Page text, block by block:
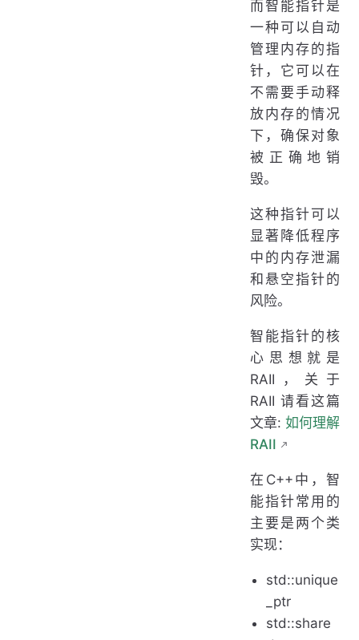
而智能指针是
一种可以自动
管理内存的指
针，它可以在
不需要手动释
放内存的情况
下，确保对象
被正确地销
毁。
这种指针可以
显著降低程序
中的内存泄漏
和悬空指针的
风险。
智能指针的核
心思想就是
RAII，关于
RAII 请看这篇
文章: 如何理解
RAII
在C++中，智
能指针常用的
主要是两个类
实现：
std::unique
_ptr
std::share